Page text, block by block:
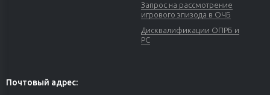
Запрос на рассмотрение
игрового эпизода в ОЧБ
Дисквалификации ОПРБ и
РС
Почтовый адрес: